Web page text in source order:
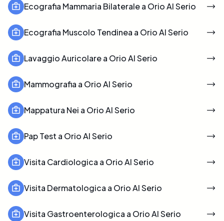
Ecografia Mammaria Bilaterale a Orio Al Serio
Ecografia Muscolo Tendinea a Orio Al Serio
Lavaggio Auricolare a Orio Al Serio
Mammografia a Orio Al Serio
Mappatura Nei a Orio Al Serio
Pap Test a Orio Al Serio
Visita Cardiologica a Orio Al Serio
Visita Dermatologica a Orio Al Serio
Visita Gastroenterologica a Orio Al Serio